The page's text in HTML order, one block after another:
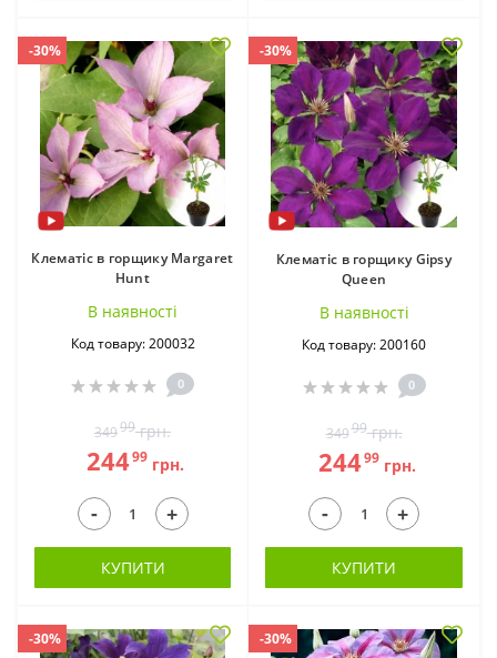
-30%
Клематіс в горщику Margaret
Hunt
В наявностi
Код товару: 200032
0
34999грн.
24499 грн.
- +
КУПИТИ
-30%
Клематіс в горщику Gipsy
Queen
В наявностi
Код товару: 200160
0
34999грн.
24499грн.
- +
КУПИТИ
-30% -30%